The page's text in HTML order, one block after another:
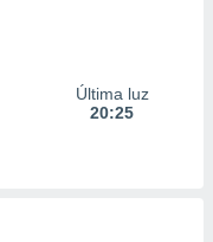
Última luz
20:25